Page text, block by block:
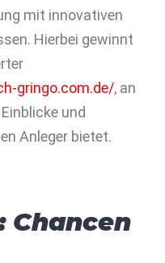
mit innovativen
Hierbei gewinnt
gringo.com.de/, an
und
Anleger bietet.
Chancen